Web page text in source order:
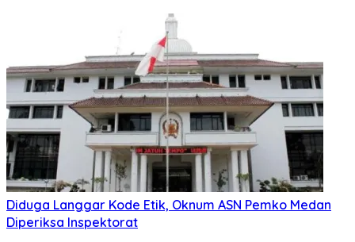
Diduga Langgar Kode Etik, Oknum ASN Pemko Medan
Diperiksa Inspektorat